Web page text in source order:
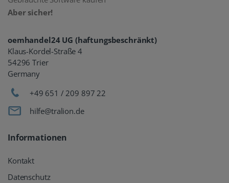
Aber sicher!
oemhandel24 UG (haftungsbeschränkt)
Klaus-Kordel-Straße 4
54296 Trier
Germany
+49 651 / 209 897 22
hilfe@tralion.de
Informationen
Kontakt
Datenschutz